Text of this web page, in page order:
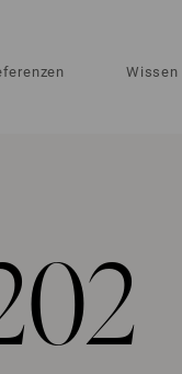
Wissen